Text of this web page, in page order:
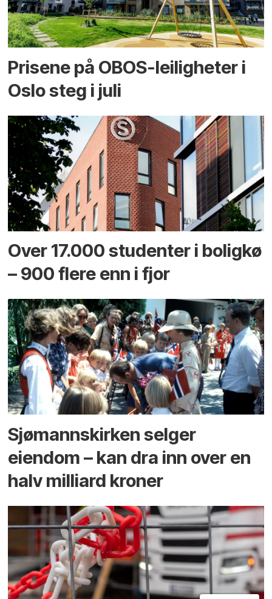
Prisene på OBOS-leiligheter i
Oslo steg i juli
Over 17.000 studenter i boligkø
– 900 flere enn i fjor
Sjømannskirken selger
eiendom – kan dra inn over en
halv milliard kroner